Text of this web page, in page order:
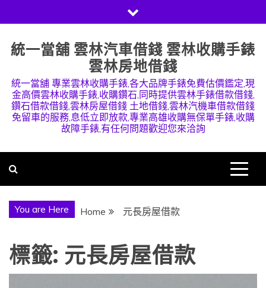
to
content
統一當舖 雲林汽車借錢 雲林收購手錶
雲林房地借錢
統一當舖 專業雲林收購手錶,各大品牌手錶免費估價鑑定,現
金高價雲林收購手錶,收購鑽石,同時提供雲林手錶借款借錢,
鑽石借款借錢,雲林房屋借錢 土地借錢,雲林汽機車借款借錢
免留車的服務,息低立即放款,專業高雄收購無保單手錶,收購
故障手錶,有任何問題歡迎您來洽詢
You are Here Home 元長房屋借款
標籤: 元長房屋借款